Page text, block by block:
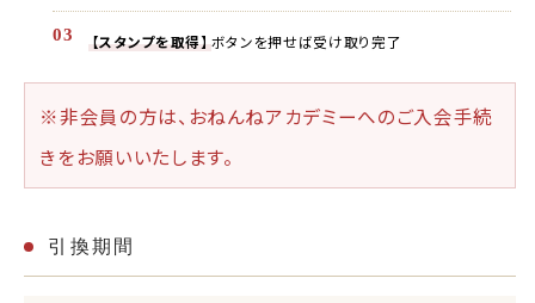
03 【スタンプを取得】 ボタンを押せば受け取り完了
※非会員の方は、おねんねアカデミーへのご入会手続
きをお願いいたします。
引換期間